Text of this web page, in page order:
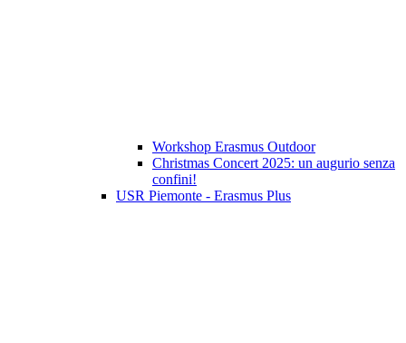
Workshop Erasmus Outdoor
Christmas Concert 2025: un augurio senza
confini!
USR Piemonte - Erasmus Plus